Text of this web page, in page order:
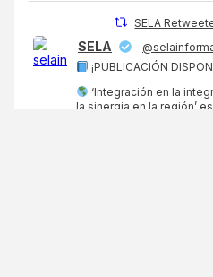
SELA
SELA
¡PUBLICACIÓN
‘Integración en la
la sinergia en la región’